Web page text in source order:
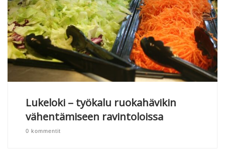
Lukeloki – työkalu ruokahävikin
vähentämiseen ravintoloissa
0 kommentit